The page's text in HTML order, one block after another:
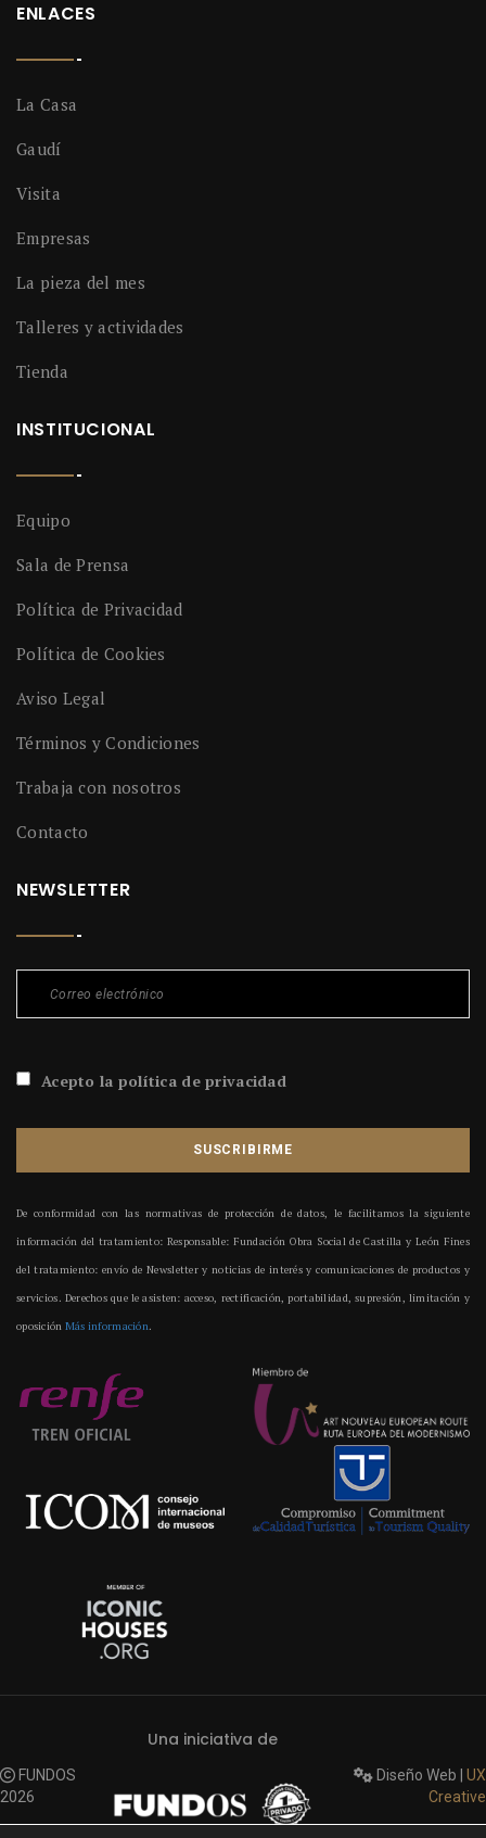
ENLACES
La Casa
Gaudí
Visita
Empresas
La pieza del mes
Talleres y actividades
Tienda
INSTITUCIONAL
Equipo
Sala de Prensa
Política de Privacidad
Política de Cookies
Aviso Legal
Términos y Condiciones
Trabaja con nosotros
Contacto
NEWSLETTER
Acepto la política de privacidad
SUSCRIBIRME
De conformidad con las normativas de protección de datos, le facilitamos la siguiente
información del tratamiento: Responsable: Fundación Obra Social de Castilla y León Fines
del tratamiento: envío de Newsletter y noticias de interés y comunicaciones de productos y
servicios. Derechos que le asisten: acceso, rectificación, portabilidad, supresión, limitación y
oposición Más información.
FUNDOS
2026
Una iniciativa de
Diseño Web | UX
Creative